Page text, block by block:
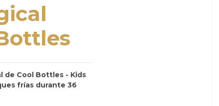
de Cool Bottles - Kids
frías durante 36